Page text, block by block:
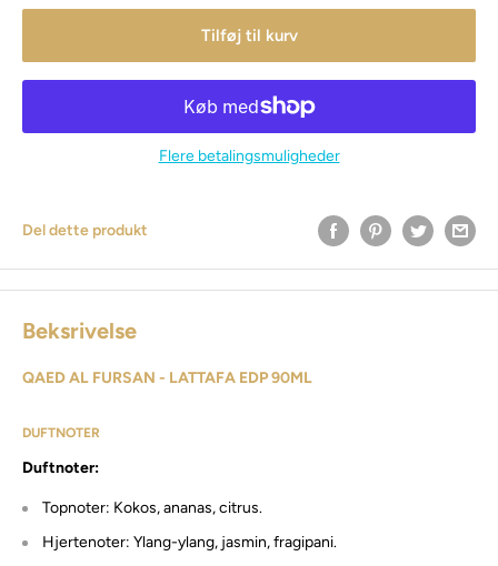
Tilføj til kurv
Flere betalingsmuligheder
Del dette produkt
Beksrivelse
QAED AL FURSAN - LATTAFA EDP 90ML
DUFTNOTER
Duftnoter:
Topnoter: Kokos, ananas, citrus.
Hjertenoter: Ylang-ylang, jasmin, fragipani.